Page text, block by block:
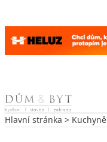
Skip to content
Hlavní stránka > Kuchyně